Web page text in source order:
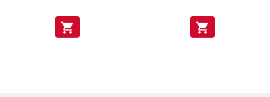
shopping_cart shopping_cart